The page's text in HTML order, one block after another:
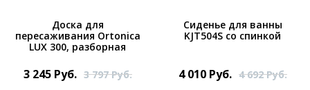
*}
​​Доска для
пересаживания Ortonica
LUX 300, разборная
3 245 Руб. 3 797Руб.
Cиденье для ванны
KJT504S со спинкой
4 010 Руб. 4 692Руб.